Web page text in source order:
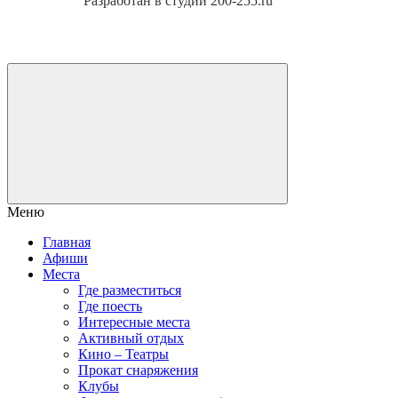
Меню
Главная
Афиши
Места
Где разместиться
Где поесть
Интересные места
Активный отдых
Кино – Театры
Прокат снаряжения
Клубы